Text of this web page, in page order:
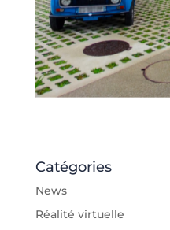
Catégories
News
Réalité virtuelle